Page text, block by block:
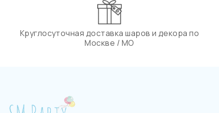
Круглосуточная доставка шаров и декора по
Москве / МО